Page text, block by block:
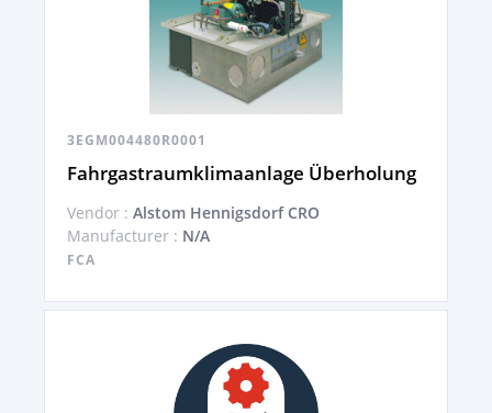
3EGM004480R0001
Fahrgastraumklimaanlage Überholung
Vendor : Alstom Hennigsdorf CRO
Manufacturer : N/A
FCA